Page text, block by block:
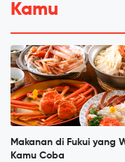
Kamu
Makanan di Fukui yang
Kamu Coba